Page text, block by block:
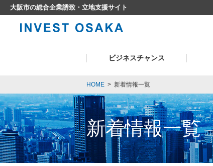
大阪市の総合企業誘致・立地支援サイト
ビジネスチャンス
HOME > 新着情報一覧
新着情報一覧